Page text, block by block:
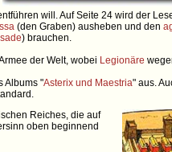
will. Auf Seite 24 wird der
(den Graben) ausheben und den
) brauchen.
der Welt, wobei Legionäre
Albums "Asterix und Maestria" aus.
Reiches, die auf
oben beginnend